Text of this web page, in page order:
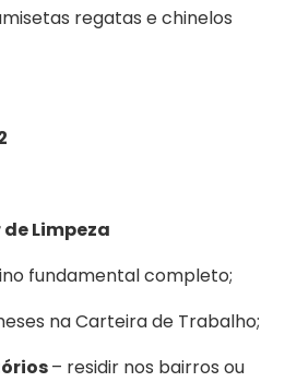
regatas e chinelos
Limpeza
fundamental completo;
na Carteira de Trabalho;
– residir nos bairros ou